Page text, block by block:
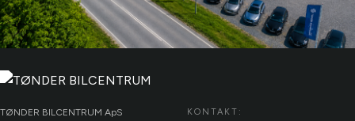
TØNDER BILCENTRUM ApS
KONTAKT: